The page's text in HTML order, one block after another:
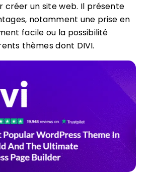
créer un site web. Il présente
notamment une prise en
facile ou la possibilité
thèmes dont DIVI.